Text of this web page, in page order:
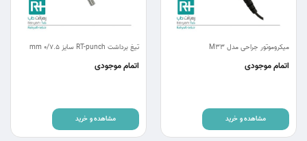
میکروموتور جراحی مدل M33
اتمام موجودی
مشاهده و خرید
تیغ برداشت RT-punch سایز 0/7.5 mm
اتمام موجودی
مشاهده و خرید